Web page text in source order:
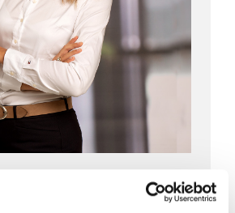
du etwas nicht